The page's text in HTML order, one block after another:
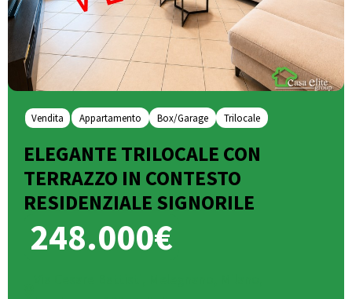
Vendita Appartamento Box/Garage Trilocale
ELEGANTE TRILOCALE CON
TERRAZZO IN CONTESTO
RESIDENZIALE SIGNORILE
248.000€